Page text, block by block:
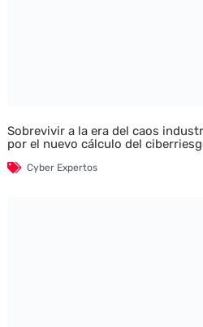
Sobrevivir a la era del caos
por el nuevo cálculo del
Cyber Expertos